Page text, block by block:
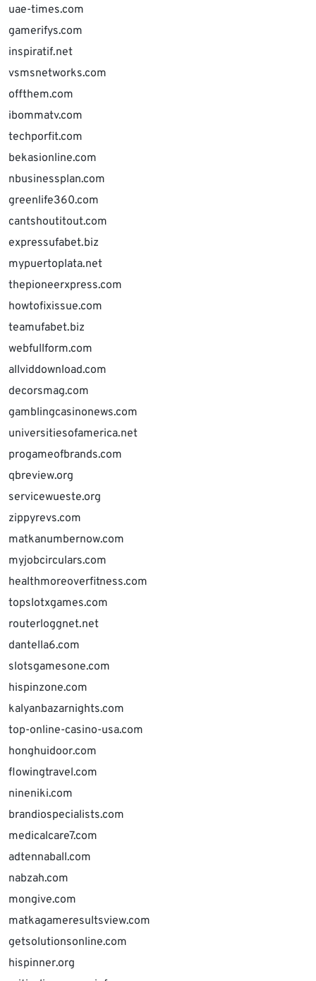
uae-times.com
gamerifys.com
inspiratif.net
vsmsnetworks.com
offthem.com
ibommatv.com
techporfit.com
bekasionline.com
nbusinessplan.com
greenlife360.com
cantshoutitout.com
expressufabet.biz
mypuertoplata.net
thepioneerxpress.com
howtofixissue.com
teamufabet.biz
webfullform.com
allviddownload.com
decorsmag.com
gamblingcasinonews.com
universitiesofamerica.net
progameofbrands.com
qbreview.org
servicewueste.org
zippyrevs.com
matkanumbernow.com
myjobcirculars.com
healthmoreoverfitness.com
topslotxgames.com
routerloggnet.net
dantella6.com
slotsgamesone.com
hispinzone.com
kalyanbazarnights.com
top-online-casino-usa.com
honghuidoor.com
flowingtravel.com
nineniki.com
brandiospecialists.com
medicalcare7.com
adtennaball.com
nabzah.com
mongive.com
matkagameresultsview.com
getsolutionsonline.com
hispinner.org